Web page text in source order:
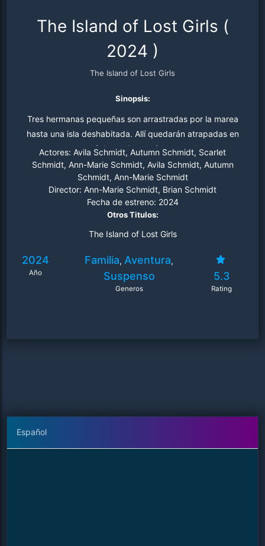
The Island of Lost Girls (
2024 )
The Island of Lost Girls
Sinopsis:
Tres hermanas pequeñas son arrastradas por la marea
hasta una isla deshabitada. Allí quedarán atrapadas en
una cueva cuya única salida está bloqueada por olas
gigantes. Mientras buscan la forma de salir, las niñas
entrarán en contacto con focas, leones marinos y otras
criaturas misteriosas que las ayudarán a encontrar una
salida. A lo largo de su aventura descubrirán que para
unidas.
Actores: Avila Schmidt, Autumn Schmidt, Scarlet
Schmidt, Ann-Marie Schmidt, Avila Schmidt, Autumn
Schmidt, Ann-Marie Schmidt
Director: Ann-Marie Schmidt, Brian Schmidt
Fecha de estreno: 2024
Otros Titulos:
The Island of Lost Girls
2024
Año
Familia, Aventura,
Suspenso
Generos
5.3
Rating
Español